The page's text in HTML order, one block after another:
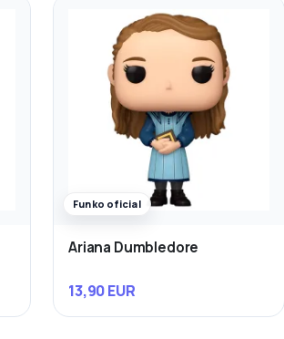
Funko oficial
Ariana Dumbledore
13,90 EUR